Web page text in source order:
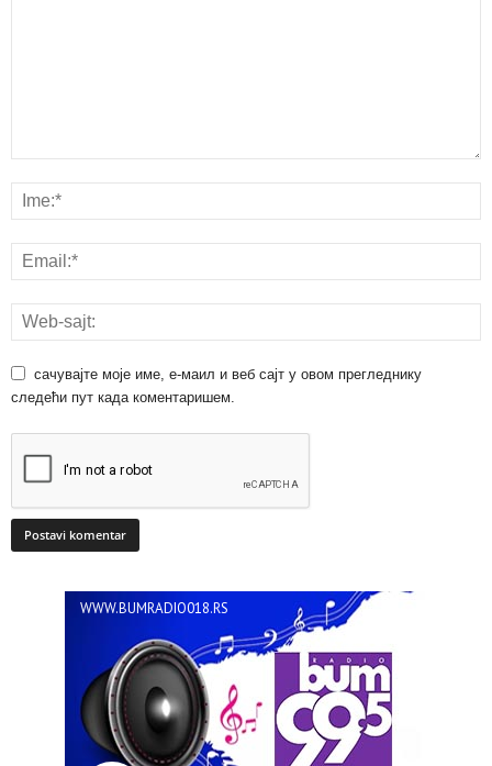
сачувајте моје име, е-маил и веб сајт у овом прегледнику
следећи пут када коментаришем.
WWW.BUMRADIO018.RS